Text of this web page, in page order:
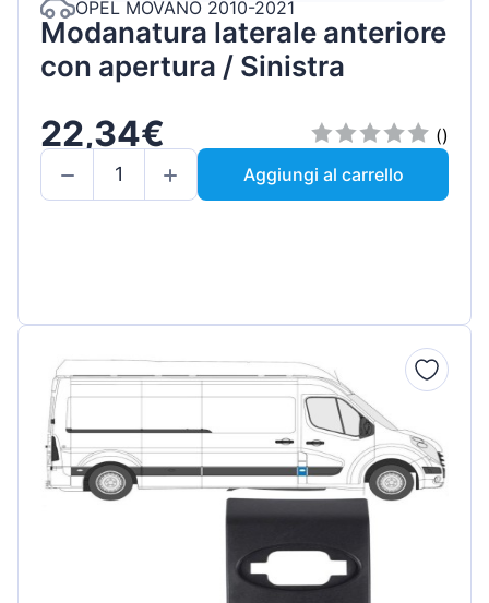
OPEL MOVANO 2010-2021
Modanatura laterale anteriore
con apertura / Sinistra
22,34€
()
Aggiungi al carrello